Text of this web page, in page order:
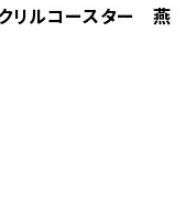
リルコースター 燕